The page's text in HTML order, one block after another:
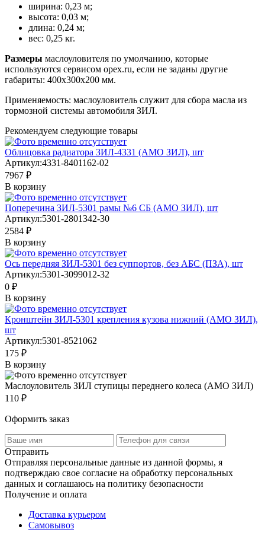
ширина: 0,23 м;
высота: 0,03 м;
длина: 0,24 м;
вес: 0,25 кг.
Размеры маслоуловителя по умолчанию, которые
используются сервисом opex.ru, если не заданы другие
габариты: 400х300х200 мм.
Применяемость: маслоуловитель служит для сбора масла из
тормозной системы автомобиля ЗИЛ.
Рекомендуем следующие товары
Облицовка радиатора ЗИЛ-4331 (АМО ЗИЛ), шт
Артикул:4331-8401162-02
7967 ₽
В корзину
Поперечина ЗИЛ-5301 рамы №6 СБ (АМО ЗИЛ), шт
Артикул:5301-2801342-30
2584 ₽
В корзину
Ось передняя ЗИЛ-5301 без суппортов, без АБС (ПЗА), шт
Артикул:5301-3099012-32
0 ₽
В корзину
Кронштейн ЗИЛ-5301 крепления кузова нижний (АМО ЗИЛ),
шт
Артикул:5301-8521062
175 ₽
В корзину
Маслоуловитель ЗИЛ ступицы переднего колеса (АМО ЗИЛ)
110 ₽
Оформить заказ
Отправить
Отправляя персональные данные из данной формы, я
подтверждаю свое согласие на обработку персональных
данных и соглашаюсь на политику безопасности
Получение и оплата
Доставка курьером
Самовывоз